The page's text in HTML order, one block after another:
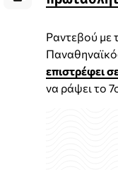
Ραντεβού με
επιστρέφει
να ράψει το